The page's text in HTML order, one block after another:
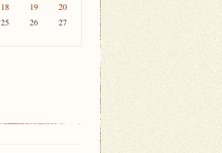
18 19
20
25 26
27